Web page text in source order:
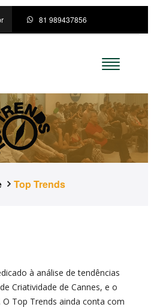
81 989437856
Top Trends
à análise de tendências
Criatividade de Cannes, e o
Top Trends ainda conta com